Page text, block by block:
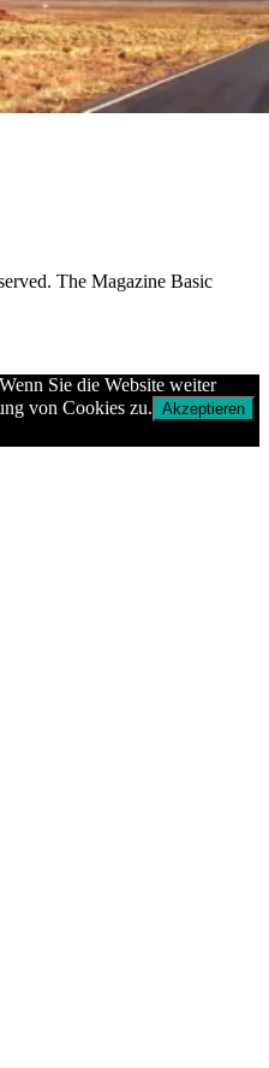
The Magazine Basic
Sie die Website weiter
von Cookies zu. Akzeptieren